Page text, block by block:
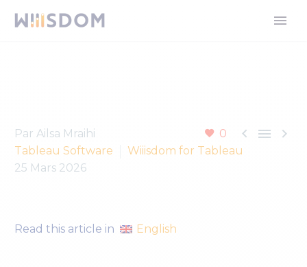
0   
Par Ailsa Mraihi
Tableau Software
Wiiisdom for Tableau
25 Mars 2026
Read this article in English